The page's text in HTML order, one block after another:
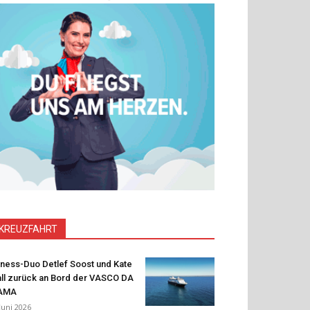
KREUZFAHRT
Duo Detlef Soost und Kate
zurück an Bord der VASCO DA
2026